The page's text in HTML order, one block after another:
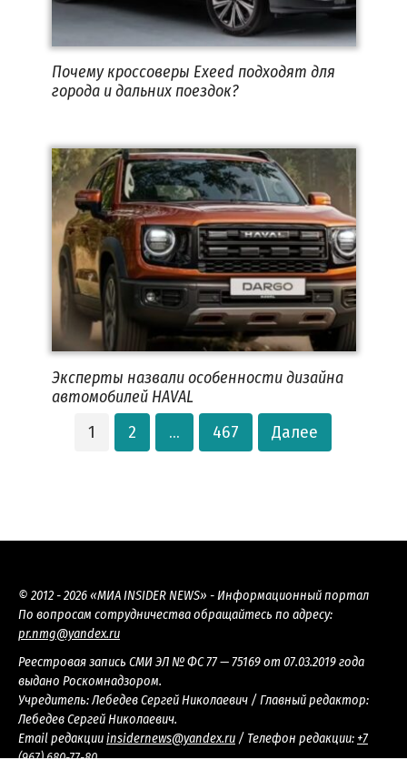
Почему кроссоверы Exeed подходят для
города и дальних поездок?
Эксперты назвали особенности дизайна
автомобилей HAVAL
1 2 … 467 Далее
© 2012 - 2026 «МИА INSIDER NEWS» - Информационный портал
По вопросам сотрудничества обращайтесь по адресу:
pr.nmg@yandex.ru
Реестровая запись СМИ ЭЛ № ФС 77 — 75169 от 07.03.2019 года
выдано Роскомнадзором.
Учредитель: Лебедев Сергей Николаевич / Главный редактор:
Лебедев Сергей Николаевич.
Email редакцииinsidernews@yandex.ru / Телефон редакции: +7
(967) 680-77-80